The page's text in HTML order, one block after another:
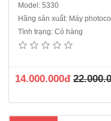
Model: 5330
Hãng sản xuất: Máy
Tình trạng: Có hàng
14.000.000đ
Sản phẩm đã ngừng sản
Xerox Apeosport